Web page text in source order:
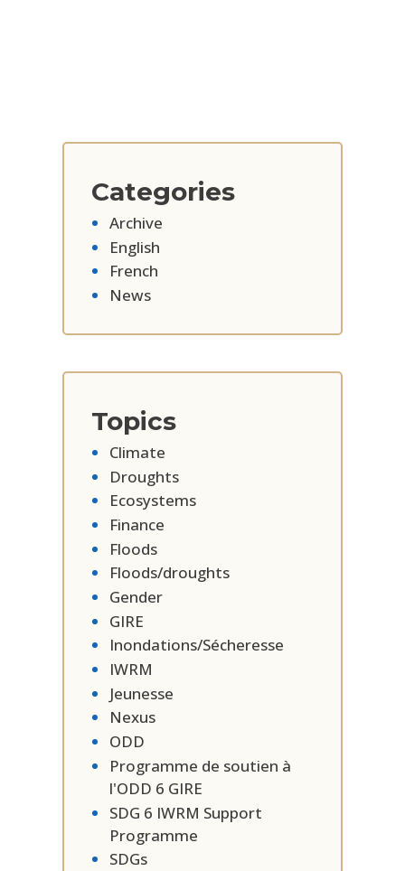
Categories
Archive
English
French
News
Topics
Climate
Droughts
Ecosystems
Finance
Floods
Floods/droughts
Gender
GIRE
Inondations/Sécheresse
IWRM
Jeunesse
Nexus
ODD
Programme de soutien à
l'ODD 6 GIRE
SDG 6 IWRM Support
Programme
SDGs